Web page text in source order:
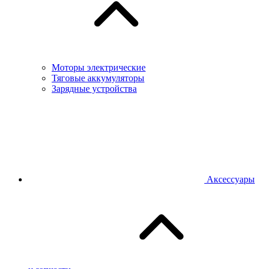
Моторы электрические
Тяговые аккумуляторы
Зарядные устройства
Аксессуары